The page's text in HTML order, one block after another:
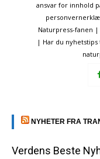
ansvar for innhold
Naturpress-fanen
| Har du nyhetstips
NYHETER FRA
Verdens Beste